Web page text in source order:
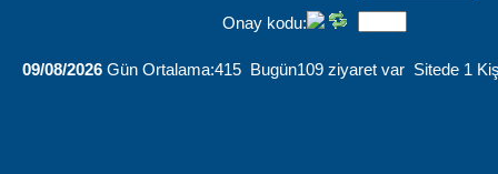
Onay kodu:
09/08/2026 Gün Ortalama:415 Bugün109 ziyaret var Sitede 1